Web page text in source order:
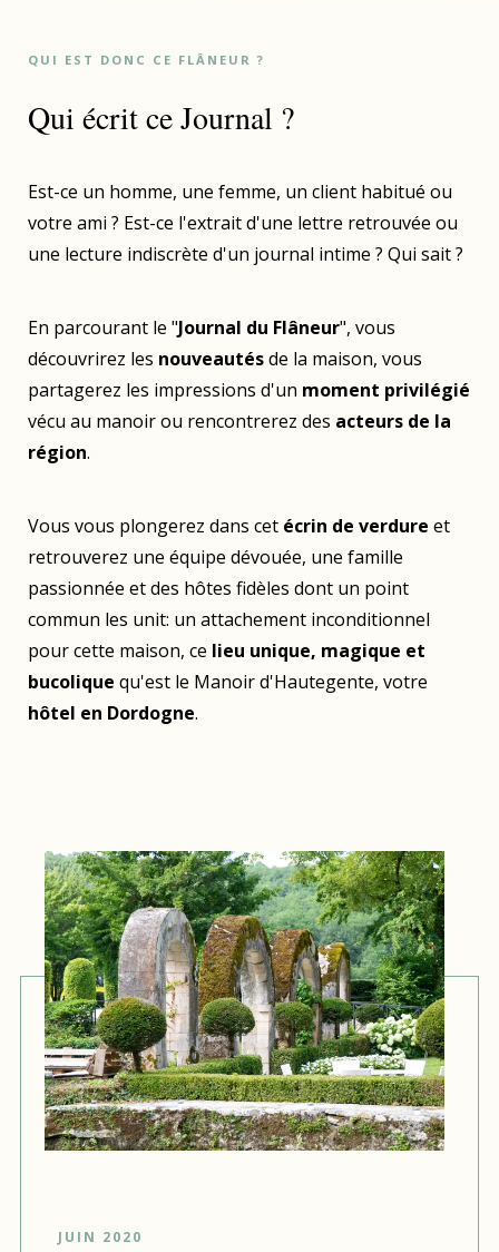
QUI EST DONC CE FLÂNEUR ?
Qui écrit ce Journal ?
Est-ce un homme, une femme, un client habitué ou
votre ami ? Est-ce l'extrait d'une lettre retrouvée ou
une lecture indiscrète d'un journal intime ? Qui sait ?
En parcourant le "Journal du Flâneur", vous
découvrirez les nouveautésde la maison, vous
partagerez les impressions d'un moment privilégié
vécu au manoir ou rencontrerez des acteurs de la
région.
Vous vous plongerez dans cet écrin de verdure et
retrouverez une équipe dévouée, une famille
passionnée et des hôtes fidèles dont un point
commun les unit: un attachement inconditionnel
pour cette maison, ce lieu unique, magique et
bucolique qu'est le Manoir d'Hautegente, votre
hôtel en Dordogne.
JUIN 2020